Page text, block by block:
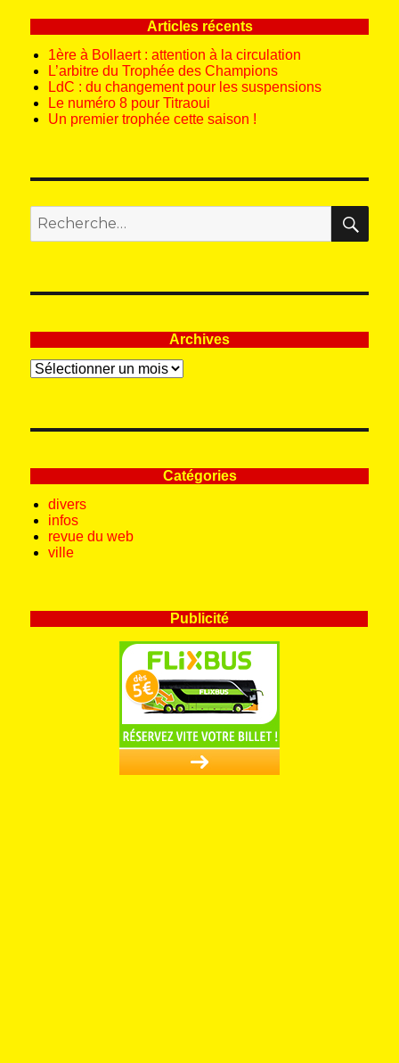
Articles récents
1ère à Bollaert : attention à la circulation
L’arbitre du Trophée des Champions
LdC : du changement pour les suspensions
Le numéro 8 pour Titraoui
Un premier trophée cette saison !
pour
:
Archives
Archives
Catégories
divers
infos
revue du web
ville